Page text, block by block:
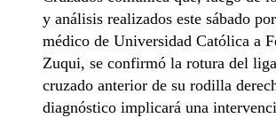
y análisis realizados este sábado
médico de Universidad Católica a
Zuqui, se confirmó la rotura del
cruzado anterior de su rodilla
diagnóstico implicará una